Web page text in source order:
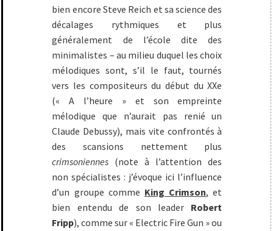
bien encore Steve Reich et sa science des
décalages rythmiques et plus
généralement de l’école dite des
minimalistes – au milieu duquel les choix
mélodiques sont, s’il le faut, tournés
vers les compositeurs du début du XXe
(« A l’heure » et son empreinte
mélodique que n’aurait pas renié un
Claude Debussy), mais vite confrontés à
des scansions nettement plus
crimsoniennes (note à l’attention des
non spécialistes : j’évoque ici l’influence
d’un groupe comme King Crimson, et
bien entendu de son leader Robert
Fripp), comme sur « Electric Fire Gun » ou